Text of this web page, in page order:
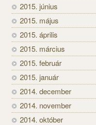
2015. június
2015. május
2015. április
2015. március
2015. február
2015. január
2014. december
2014. november
2014. október